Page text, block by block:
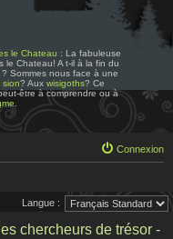
le Chateau : La fabuleuse
le Chateau! A t-il à la fin du
Sommes nous face à une
sion? Aux wisigoths? Ce
être à comprendre ou à
Connexion
Langue :
chercheurs de trésor -